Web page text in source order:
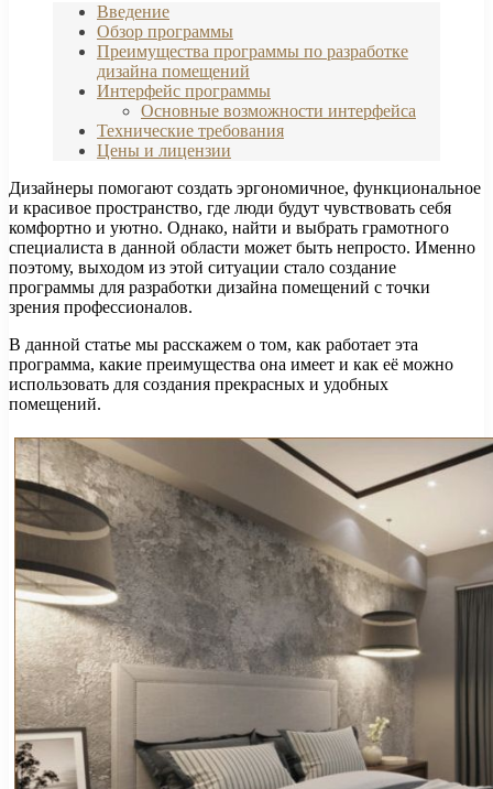
Введение
Обзор программы
Преимущества программы по разработке
дизайна помещений
Интерфейс программы
Основные возможности интерфейса
Технические требования
Цены и лицензии
Дизайнеры помогают создать эргономичное, функциональное
и красивое пространство, где люди будут чувствовать себя
комфортно и уютно. Однако, найти и выбрать грамотного
специалиста в данной области может быть непросто. Именно
поэтому, выходом из этой ситуации стало создание
программы для разработки дизайна помещений с точки
зрения профессионалов.
В данной статье мы расскажем о том, как работает эта
программа, какие преимущества она имеет и как её можно
использовать для создания прекрасных и удобных
помещений.